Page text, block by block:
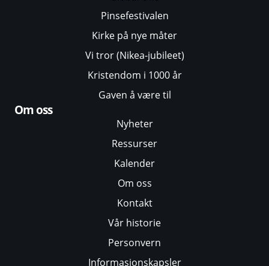
Pinsefestivalen
Kirke på nye måter
Vi tror (Nikea-jubileet)
Kristendom i 1000 år
Gaven å være til
Om oss
Nyheter
Ressurser
Kalender
Om oss
Kontakt
Vår historie
Personvern
Informasjonskapsler